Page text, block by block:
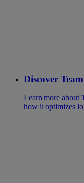
Discover
Learn more about
how it optimizes